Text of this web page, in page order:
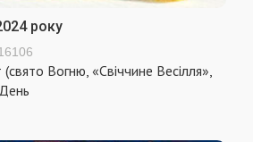
року
Вогню, «Свіччине Весілля»,